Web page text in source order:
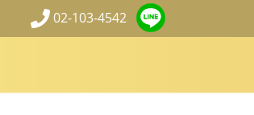
02-103-4542